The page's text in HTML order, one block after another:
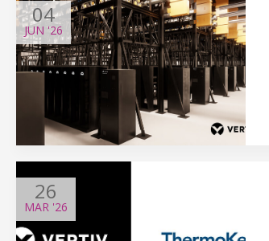
04
JUN '26
26
MAR '26